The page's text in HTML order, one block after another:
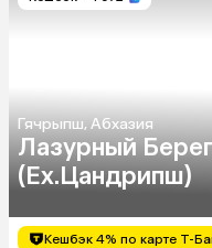
Гячрыпш, Абхазия
Лазурный
(Ex.Цандрипш)
Кешбэк 4% по карте Т-